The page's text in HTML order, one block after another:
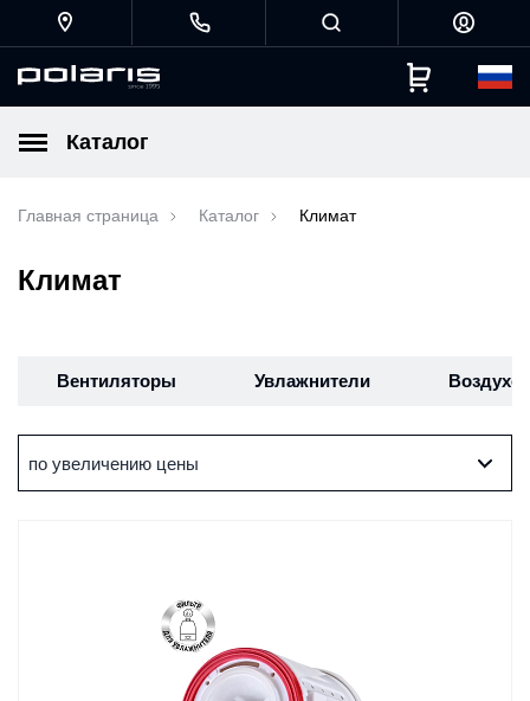
Каталог
Главная страница Каталог Климат
Климат
Вентиляторы Увлажнители
по увеличению цены